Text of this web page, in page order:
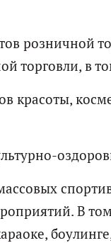
розничной
торговли, в
красоты,
В